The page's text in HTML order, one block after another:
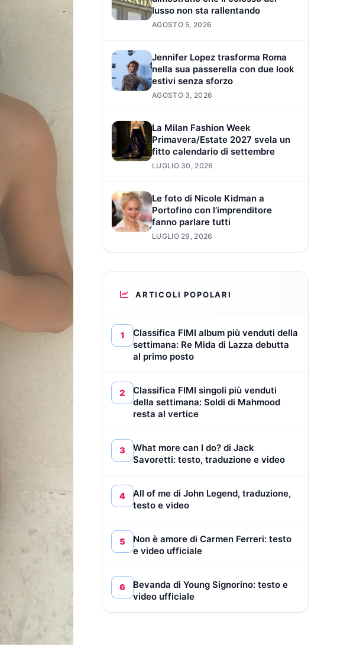
lusso non sta rallentando
AGOSTO 5, 2026
Jennifer Lopez trasforma Roma
nella sua passerella con due look
estivi senza sforzo
AGOSTO 3, 2026
La Milan Fashion Week
Primavera/Estate 2027 svela un
fitto calendario di settembre
LUGLIO 30, 2026
Le foto di Nicole Kidman a
Portofino con l’imprenditore
fanno parlare tutti
LUGLIO 29, 2026
ARTICOLI POPOLARI
1
Classifica FIMI album più venduti della
settimana: Re Mida di Lazza debutta
al primo posto
2
Classifica FIMI singoli più venduti
della settimana: Soldi di Mahmood
resta al vertice
3
What more can I do? di Jack
Savoretti: testo, traduzione e video
4
All of me di John Legend, traduzione,
testo e video
5
Non è amore di Carmen Ferreri: testo
e video ufficiale
6
Bevanda di Young Signorino: testo e
video ufficiale